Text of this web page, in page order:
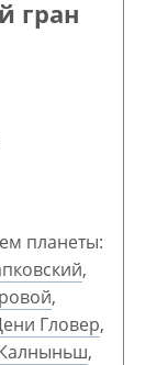
гран
планеты:
,
,
Гловер,
,